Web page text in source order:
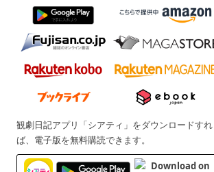
観劇日記アプリ「シアティ」をダウンロードすれ
ば、電子版を無料購読できます。